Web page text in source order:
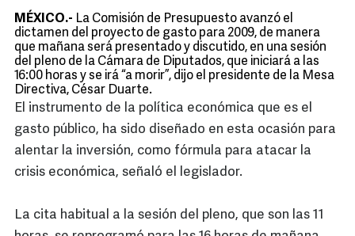
MÉXICO.- La Comisión de Presupuesto avanzó el
dictamen del proyecto de gasto para 2009, de manera
que mañana será presentado y discutido, en una sesión
del pleno de la Cámara de Diputados, que iniciará a las
16:00 horas y se irá “a morir”, dijo el presidente de la Mesa
Directiva, César Duarte.
El instrumento de la política económica que es el
gasto público, ha sido diseñado en esta ocasión para
alentar la inversión, como fórmula para atacar la
crisis económica, señaló el legislador.
La cita habitual a la sesión del pleno, que son las 11